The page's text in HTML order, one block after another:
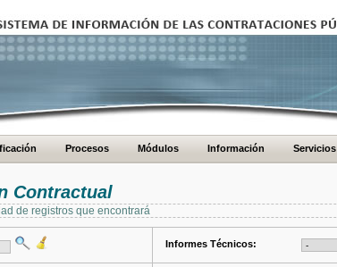
Procesos Módulos Información Servicios
Contractual
de registros que encontrará
Informes Técnicos: